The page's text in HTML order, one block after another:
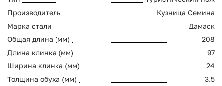
Производитель
Кузница Семина
Марка стали
Дамаск
Общая длина (мм)
208
Длина клинка (мм)
97
Ширина клинка (мм)
24
Толщина обуха (мм)
3.5